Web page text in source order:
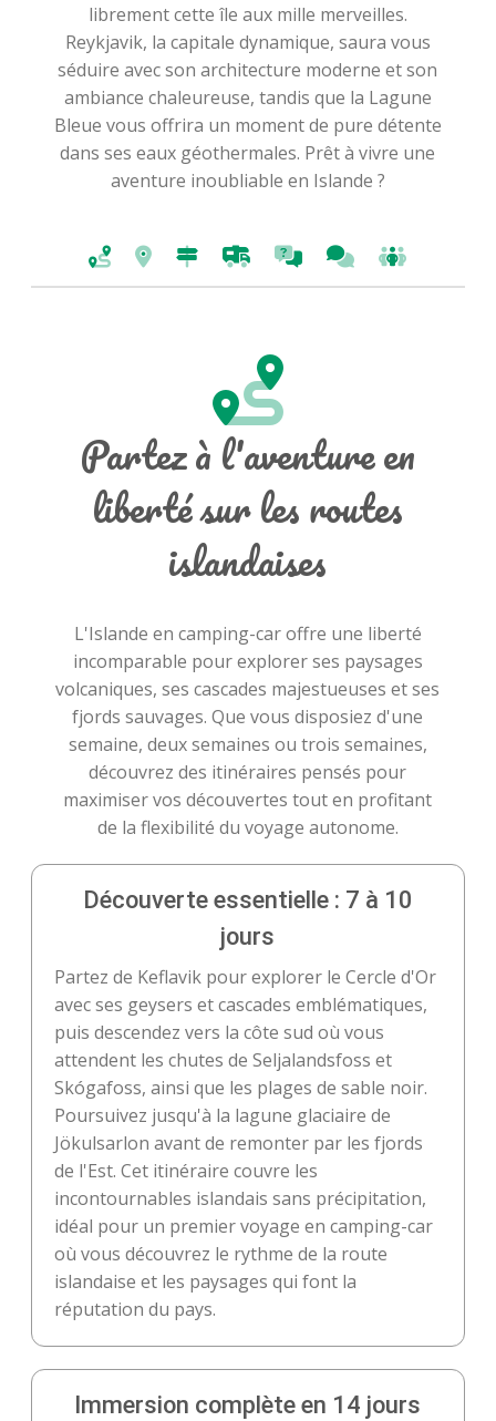
librement cette île aux mille merveilles.
Reykjavik, la capitale dynamique, saura vous
séduire avec son architecture moderne et son
ambiance chaleureuse, tandis que la Lagune
Bleue vous offrira un moment de pure détente
dans ses eaux géothermales. Prêt à vivre une
aventure inoubliable en Islande ?
Partez à l'aventure en
liberté sur les routes
islandaises
L'Islande en camping-car offre une liberté
incomparable pour explorer ses paysages
volcaniques, ses cascades majestueuses et ses
fjords sauvages. Que vous disposiez d'une
semaine, deux semaines ou trois semaines,
découvrez des itinéraires pensés pour
maximiser vos découvertes tout en profitant
de la flexibilité du voyage autonome.
Découverte essentielle : 7 à 10
jours
Partez de Keflavik pour explorer le Cercle d'Or
avec ses geysers et cascades emblématiques,
puis descendez vers la côte sud où vous
attendent les chutes de Seljalandsfoss et
Skógafoss, ainsi que les plages de sable noir.
Poursuivez jusqu'à la lagune glaciaire de
Jökulsarlon avant de remonter par les fjords
de l'Est. Cet itinéraire couvre les
incontournables islandais sans précipitation,
idéal pour un premier voyage en camping-car
où vous découvrez le rythme de la route
islandaise et les paysages qui font la
réputation du pays.
Immersion complète en 14 jours